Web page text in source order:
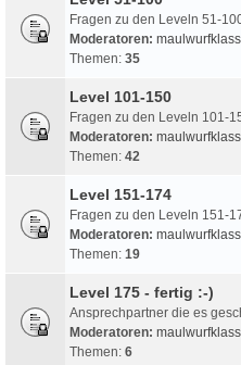
Fragen zu den Leveln 51-
Moderatoren:
Themen: 35
Level 101-150
Fragen zu den Leveln 101-
Moderatoren:
Themen: 42
Level 151-174
Fragen zu den Leveln 151-
Moderatoren:
Themen: 19
Level 175 - fertig :-)
Ansprechpartner die es
Moderatoren:
Themen: 6